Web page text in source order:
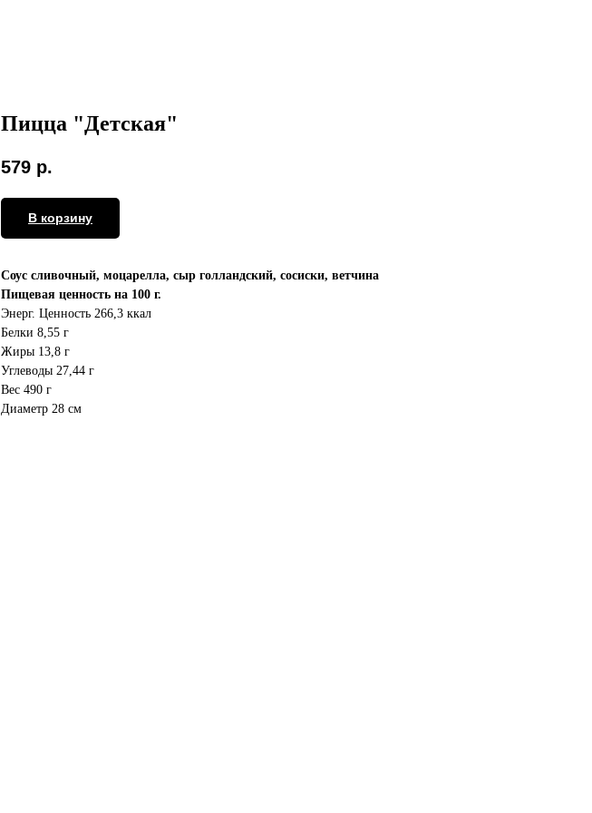
Пицца "Детская"
579 р.
В корзину
Соус сливочный, моцарелла, сыр голландский, сосиски, ветчина
Пищевая ценность на 100 г.
Энерг. Ценность 266,3 ккал
Белки 8,55 г
Жиры 13,8 г
Углеводы 27,44 г
Вес 490 г
Диаметр 28 см